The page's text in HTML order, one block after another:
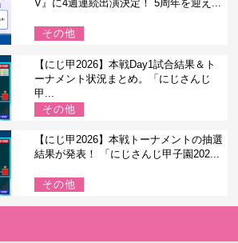
V』に4週連続出演決定！ 5周年を迎え...
その他
【にじ甲2026】本戦Day1試合結果＆ト
ーナメント状況まとめ。「にじさんじ
甲...
その他
【にじ甲2026】本戦トーナメントの抽選
結果が発表！ 「にじさんじ甲子園202...
その他